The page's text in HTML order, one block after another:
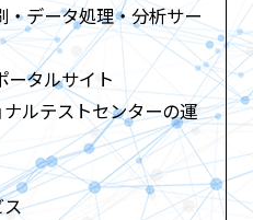
・データ処理・分析サー
のポータルサイト
ルテストセンターの運
ス